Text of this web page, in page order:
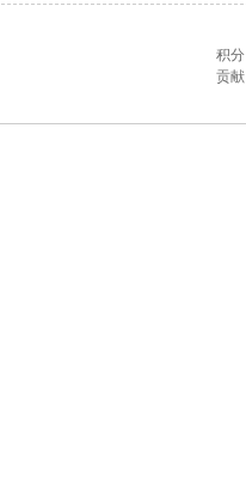
积分
贡献